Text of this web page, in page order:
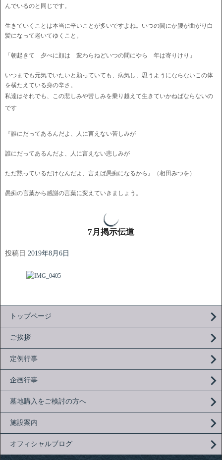
んでいるのと同じです。
生きていくことは本当に辛いことが多いですよね。いつの間にか腰が曲がり白
髪になって老いてゆくこと。
「朝起きて 夕べに顔は 変わらねどいつの間にやら 年は寄りけり」
いつまでも元気でいたいと願っていても、病気し、思うようにならないこの体
を横たえている身の辛さ。
私達はそれでも、この悲しみや苦しみを乗り越えて生きていかねばならないの
です
『誰にだってあるんだよ、人に言えない苦しみが
誰にだってあるんだよ、人に言えない悲しみが
ただ黙っているだけなんだよ、言えば愚痴になるから』（相田みつを）
愚痴の言葉から感謝の言葉に変えていきましょう。
7月掲示伝道
投稿日 2019年8月6日
トップページ
ご挨拶
定例行事
企画行事
墓地購入をご検討の方へ
施設案内
オフィシャルブログ